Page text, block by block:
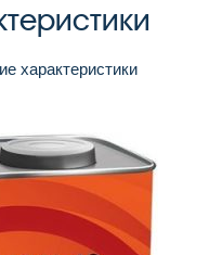
характеристики